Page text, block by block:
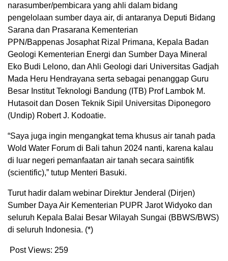
narasumber/pembicara yang ahli dalam bidang
pengelolaan sumber daya air, di antaranya Deputi Bidang
Sarana dan Prasarana Kementerian
PPN/Bappenas Josaphat Rizal Primana, Kepala Badan
Geologi Kementerian Energi dan Sumber Daya Mineral
Eko Budi Lelono, dan Ahli Geologi dari Universitas Gadjah
Mada Heru Hendrayana serta sebagai penanggap Guru
Besar Institut Teknologi Bandung (ITB) Prof Lambok M.
Hutasoit dan Dosen Teknik Sipil Universitas Diponegoro
(Undip) Robert J. Kodoatie.
“Saya juga ingin mengangkat tema khusus air tanah pada
Wold Water Forum di Bali tahun 2024 nanti, karena kalau
di luar negeri pemanfaatan air tanah secara saintifik
(scientific),” tutup Menteri Basuki.
Turut hadir dalam webinar Direktur Jenderal (Dirjen)
Sumber Daya Air Kementerian PUPR Jarot Widyoko dan
seluruh Kepala Balai Besar Wilayah Sungai (BBWS/BWS)
di seluruh Indonesia. (*)
Post Views: 259